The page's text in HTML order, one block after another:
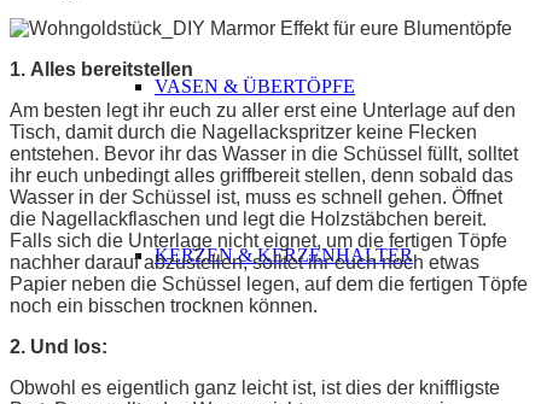
VASEN & ÜBERTÖPFE
KERZEN & KERZENHALTER
1. Alles bereitstellen
Am besten legt ihr euch zu aller erst eine Unterlage auf den
Tisch, damit durch die Nagellackspritzer keine Flecken
entstehen. Bevor ihr das Wasser in die Schüssel füllt, solltet
ihr euch unbedingt alles griffbereit stellen, denn sobald das
Wasser in der Schüssel ist, muss es schnell gehen. Öffnet
die Nagellackflaschen und legt die Holzstäbchen bereit.
Falls sich die Unterlage nicht eignet, um die fertigen Töpfe
nachher darauf abzustellen, solltet ihr euch noch etwas
Papier neben die Schüssel legen, auf dem die fertigen Töpfe
noch ein bisschen trocknen können.
2. Und los:
Obwohl es eigentlich ganz leicht ist, ist dies der kniffligste